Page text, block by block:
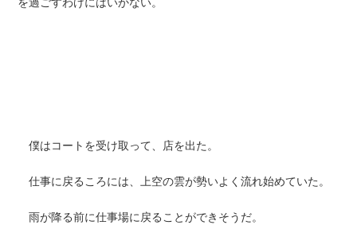
僕はコートを受け取って、店を出た。
仕事に戻るころには、上空の雲が勢いよく流れ始めていた。
雨が降る前に仕事場に戻ることができそうだ。